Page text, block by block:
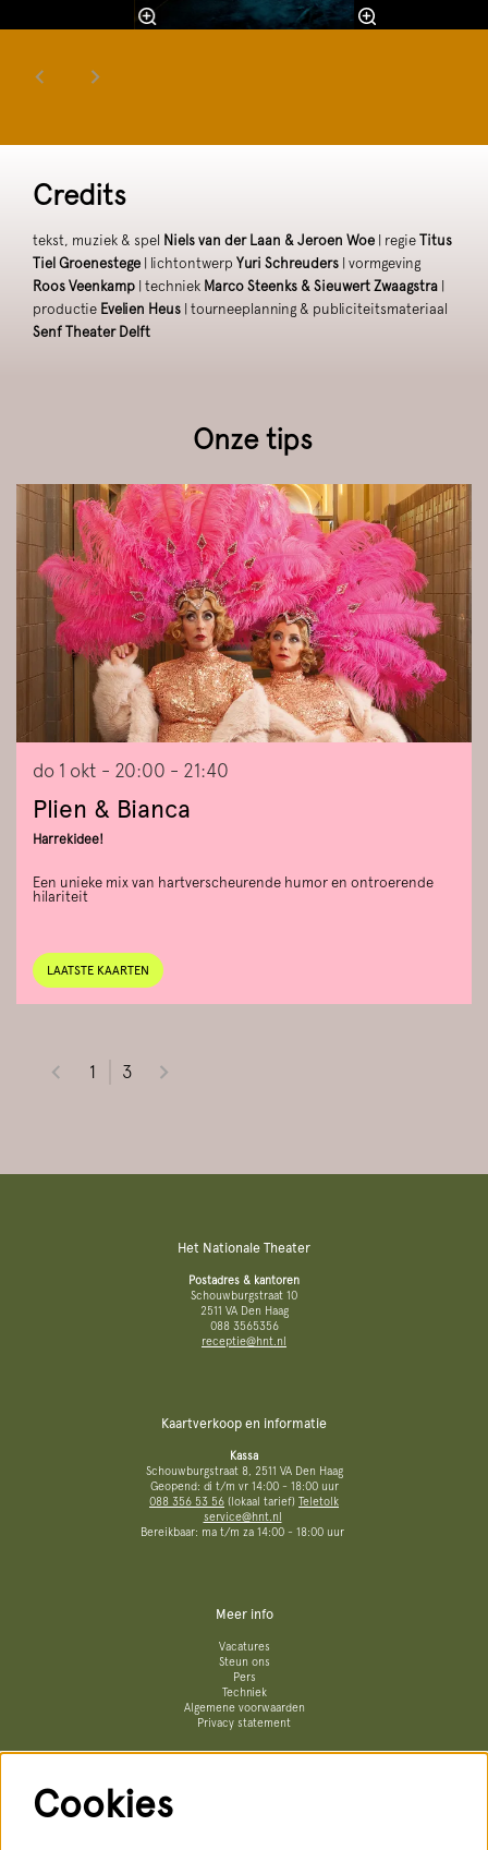
Credits
tekst, muziek & spel Niels van der Laan & Jeroen Woe | regie Titus
Tiel Groenestege | lichtontwerp Yuri Schreuders | vormgeving
Roos Veenkamp | techniek Marco Steenks & Sieuwert Zwaagstra
productie Evelien Heus | tourneeplanning & publiciteitsmateriaal
Senf Theater Delft
Onze tips
Plien & Bianca
Harrekidee!
Een unieke mix van hartverscheurende humor en ontroerende
hilariteit
do 1 okt - 20:00 - 21:40
LAATSTE KAARTEN
1 3
Het Nationale Theater
Postadres & kantoren
Schouwburgstraat 10
2511 VA Den Haag
088 3565356
receptie@hnt.nl
Kaartverkoop en informatie
Kassa
Schouwburgstraat 8, 2511 VA Den Haag
Geopend: di t/m vr 14:00 - 18:00 uur
088 356 53 56 (lokaal tarief) Teletolk
service@hnt.nl
Bereikbaar: ma t/m za 14:00 - 18:00 uur
Meer info
Vacatures
Steun ons
Pers
Techniek
Algemene voorwaarden
Privacy statement
Cookies